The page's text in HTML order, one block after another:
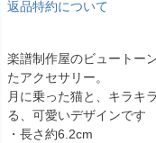
返品特約について
楽譜制作屋のビュートー
たアクセサリー。
月に乗った猫と、キラキ
る、可愛いデザインです
・長さ約6.2cm